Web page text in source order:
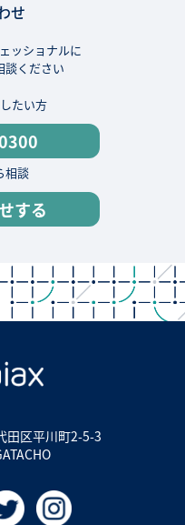
せ
ッショナルに
談ください
たい方
相談
する
田区平川町2-5-3